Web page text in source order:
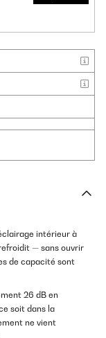
intérieur à
— sans ouvrir
de capacité sont
26 dB en
soit dans la
ne vient